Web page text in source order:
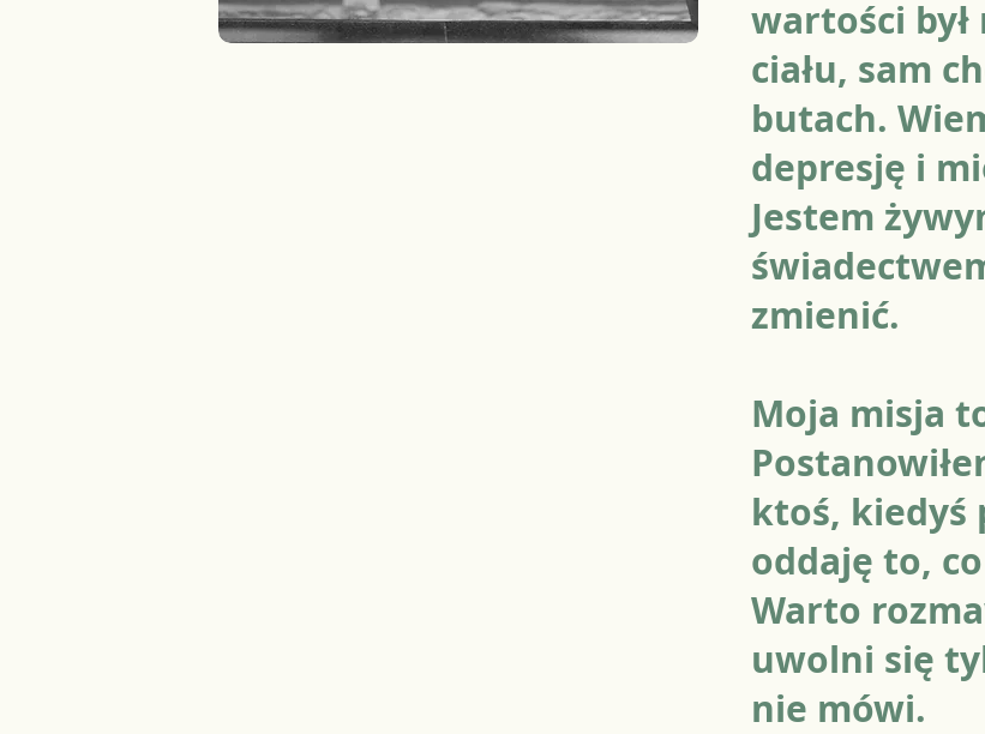
wartości
ciału, sam
butach.
depresję i
Jestem
zmienić.
Moja misja
ktoś, kiedyś
oddaję to,
Warto
uwolni się
nie mówi.